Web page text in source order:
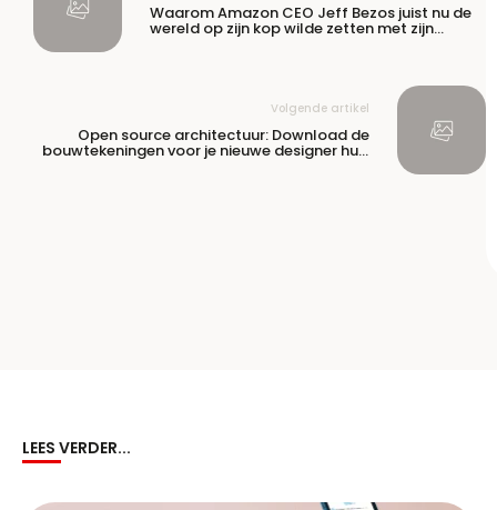
Waarom Amazon CEO Jeff Bezos juist nu de
wereld op zijn kop wilde zetten met zijn
Volgende artikel
Open source architectuur: Download de
bouwtekeningen voor je nieuwe designer huis
LEES VERDER...